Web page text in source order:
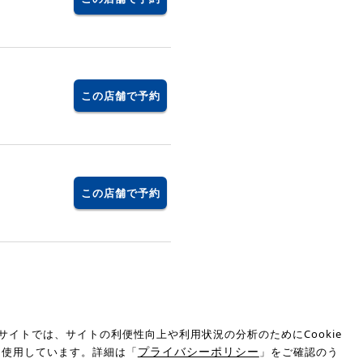
この店舗で予約
この店舗で予約
イトでは、サイトの利便性向上や利用状況の分析のためにCookie
用しています。詳細は「プライバシーポリシー 」をご確認のう